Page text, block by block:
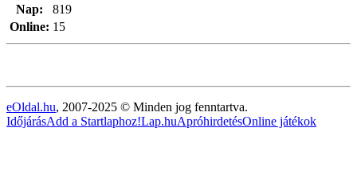
Online: 15
Nap:
819
eOldal.hu, 2007-2025 © Minden jog fenntartva.
IdőjárásAdd a Startlaphoz!Lap.huApróhirdetésOnline játékok